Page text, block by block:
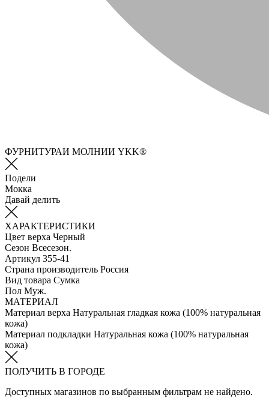
ФУРНИТУРАИ МОЛНИИ YKK®
Подели
Мокка
Давай делить
ХАРАКТЕРИСТИКИ
Цвет верха Черный
Сезон Всесезон.
Артикул 355-41
Страна производитель Россия
Вид товара Сумка
Пол Муж.
МАТЕРИАЛ
Материал верха Натуральная гладкая кожа (100% натуральная
кожа)
Материал подкладки Натуральная кожа (100% натуральная
кожа)
ПОЛУЧИТЬ В ГОРОДЕ
Доступных магазинов по выбранным фильтрам не найдено.